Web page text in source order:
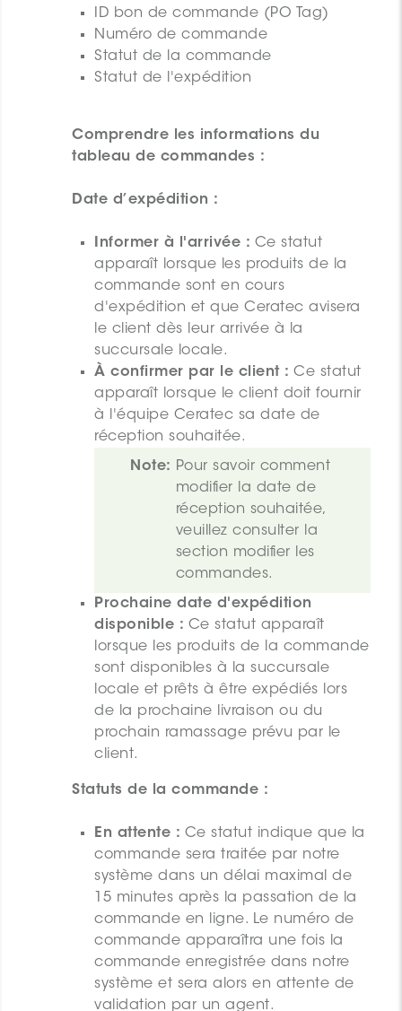
ID bon de commande (PO Tag)
Numéro de commande
Statut de la commande
Statut de l'expédition
Comprendre les informations du
tableau de commandes :
Date d’expédition :
Informer à l'arrivée : Ce statut
apparaît lorsque les produits de la
commande sont en cours
d'expédition et que Ceratec avisera
le client dès leur arrivée à la
succursale locale.
À confirmer par le client : Ce statut
apparaît lorsque le client doit fournir
à l'équipe Ceratec sa date de
réception souhaitée.
Note: Pour savoir comment
modifier la date de
réception souhaitée,
veuillez consulter la
section modifier les
commandes.
Prochaine date d'expédition
disponible : Ce statut apparaît
lorsque les produits de la commande
sont disponibles à la succursale
locale et prêts à être expédiés lors
de la prochaine livraison ou du
prochain ramassage prévu par le
client.
Statuts de la commande :
En attente : Ce statut indique que la
commande sera traitée par notre
système dans un délai maximal de
15 minutes après la passation de la
commande en ligne. Le numéro de
commande apparaîtra une fois la
commande enregistrée dans notre
système et sera alors en attente de
validation par un agent.